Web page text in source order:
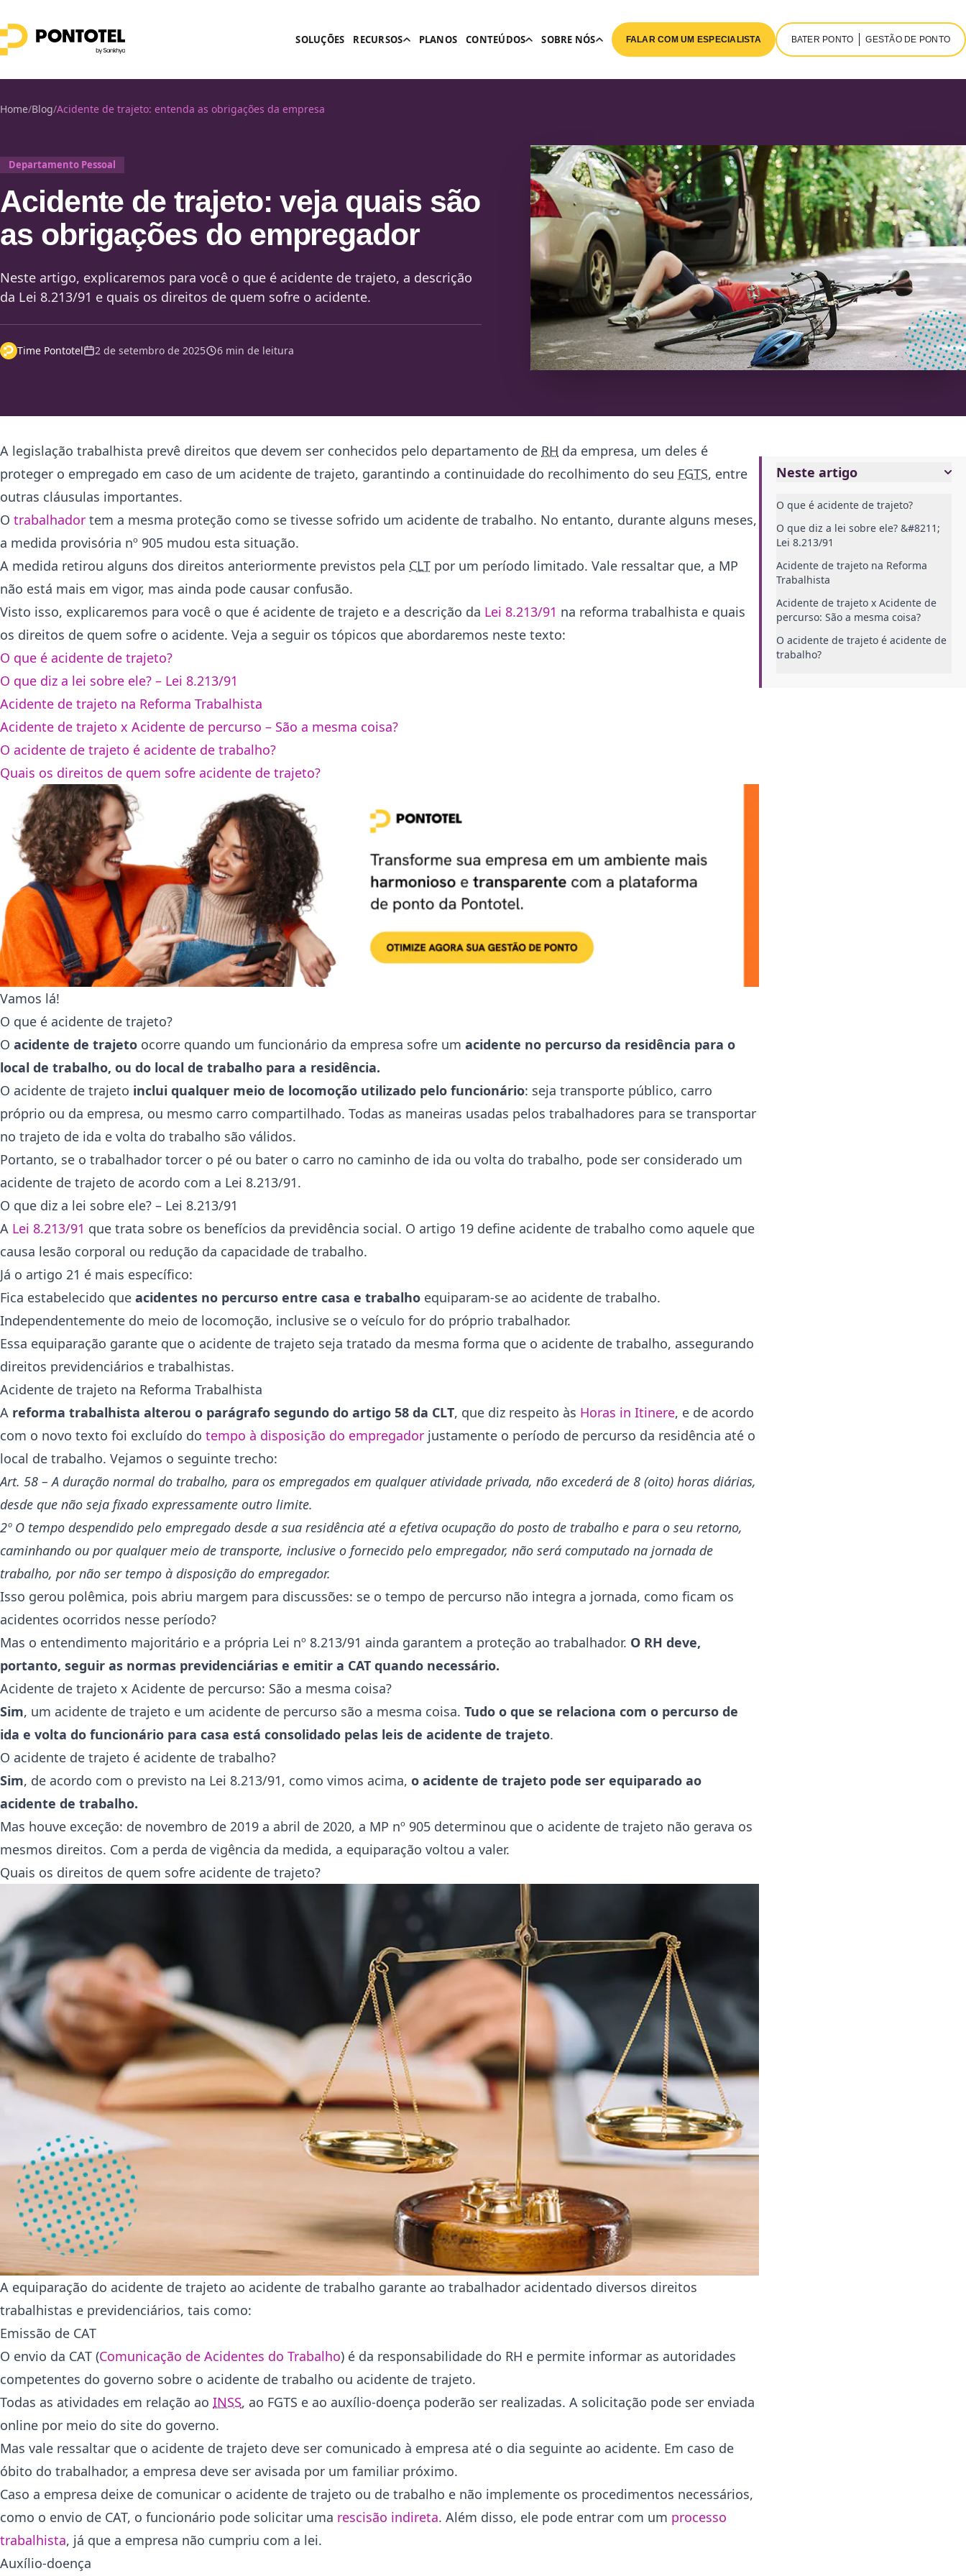
SOLUÇÕES RECURSOS PLANOS CONTEÚDOS SOBRE NÓS FALAR COM UM ESPECIALISTA BATER PONTO GESTÃO DE PONTO
Home/Blog/Acidente de trajeto: entenda as obrigações da empresa
Departamento Pessoal
Acidente de trajeto: veja quais são
as obrigações do empregador
Neste artigo, explicaremos para você o que é acidente de trajeto, a descrição
da Lei 8.213/91 e quais os direitos de quem sofre o acidente.
Time Pontotel 2 de setembro de 2025 6 min de leitura
Neste artigo
O que é acidente de trajeto?
O que diz a lei sobre ele? &#8211;
Lei 8.213/91
Acidente de trajeto na Reforma
Trabalhista
Acidente de trajeto x Acidente de
percurso: São a mesma coisa?
O acidente de trajeto é acidente de
trabalho?
A legislação trabalhista prevê direitos que devem ser conhecidos pelo departamento de RH da empresa, um deles é
proteger o empregado em caso de um acidente de trajeto, garantindo a continuidade do recolhimento do seu FGTS, entre
outras cláusulas importantes.
O trabalhador tem a mesma proteção como se tivesse sofrido um acidente de trabalho. No entanto, durante alguns meses,
a medida provisória nº 905 mudou esta situação.
A medida retirou alguns dos direitos anteriormente previstos pela CLT por um período limitado. Vale ressaltar que, a MP
não está mais em vigor, mas ainda pode causar confusão.
Visto isso, explicaremos para você o que é acidente de trajeto e a descrição da Lei 8.213/91 na reforma trabalhista e quais
os direitos de quem sofre o acidente. Veja a seguir os tópicos que abordaremos neste texto:
O que é acidente de trajeto?
O que diz a lei sobre ele? – Lei 8.213/91
Acidente de trajeto na Reforma Trabalhista
Acidente de trajeto x Acidente de percurso – São a mesma coisa?
O acidente de trajeto é acidente de trabalho?
Quais os direitos de quem sofre acidente de trajeto?
Vamos lá!
O que é acidente de trajeto?
O acidente de trajeto ocorre quando um funcionário da empresa sofre um acidente no percurso da residência para o
local de trabalho, ou do local de trabalho para a residência.
O acidente de trajeto inclui qualquer meio de locomoção utilizado pelo funcionário: seja transporte público, carro
próprio ou da empresa, ou mesmo carro compartilhado. Todas as maneiras usadas ​​pelos trabalhadores para se transportar
no trajeto de ida e volta do trabalho são válidos.
Portanto, se o trabalhador torcer o pé ou bater o carro no caminho de ida ou volta do trabalho, pode ser considerado um
acidente de trajeto de acordo com a Lei 8.213/91.
O que diz a lei sobre ele? – Lei 8.213/91
A Lei 8.213/91 que trata sobre os benefícios da previdência social. O artigo 19 define acidente de trabalho como aquele que
causa lesão corporal ou redução da capacidade de trabalho.
Já o artigo 21 é mais específico:
Fica estabelecido que acidentes no percurso entre casa e trabalho equiparam-se ao acidente de trabalho.
Independentemente do meio de locomoção, inclusive se o veículo for do próprio trabalhador.
Essa equiparação garante que o acidente de trajeto seja tratado da mesma forma que o acidente de trabalho, assegurando
direitos previdenciários e trabalhistas.
Acidente de trajeto na Reforma Trabalhista
A reforma trabalhista alterou o parágrafo segundo do artigo 58 da CLT, que diz respeito às Horas in Itinere, e de acordo
com o novo texto foi excluído do tempo à disposição do empregador justamente o período de percurso da residência até o
local de trabalho. Vejamos o seguinte trecho:
Art. 58 – A duração normal do trabalho, para os empregados em qualquer atividade privada, não excederá de 8 (oito) horas diárias,
desde que não seja fixado expressamente outro limite.
2º O tempo despendido pelo empregado desde a sua residência até a efetiva ocupação do posto de trabalho e para o seu retorno,
caminhando ou por qualquer meio de transporte, inclusive o fornecido pelo empregador, não será computado na jornada de
trabalho, por não ser tempo à disposição do empregador.
Isso gerou polêmica, pois abriu margem para discussões: se o tempo de percurso não integra a jornada, como ficam os
acidentes ocorridos nesse período?
Mas o entendimento majoritário e a própria Lei nº 8.213/91 ainda garantem a proteção ao trabalhador. O RH deve,
portanto, seguir as normas previdenciárias e emitir a CAT quando necessário.
Acidente de trajeto x Acidente de percurso: São a mesma coisa?
Sim, um acidente de trajeto e um acidente de percurso são a mesma coisa. Tudo o que se relaciona com o percurso de
ida e volta do funcionário para casa está consolidado pelas leis de acidente de trajeto.
O acidente de trajeto é acidente de trabalho?
Sim, de acordo com o previsto na Lei 8.213/91, como vimos acima, o acidente de trajeto pode ser equiparado ao
acidente de trabalho.
Mas houve exceção: de novembro de 2019 a abril de 2020, a MP nº 905 determinou que o acidente de trajeto não gerava os
mesmos direitos. Com a perda de vigência da medida, a equiparação voltou a valer.
Quais os direitos de quem sofre acidente de trajeto?
A equiparação do acidente de trajeto ao acidente de trabalho garante ao trabalhador acidentado diversos direitos
trabalhistas e previdenciários, tais como:
Emissão de CAT
O envio da CAT (Comunicação de Acidentes do Trabalho) é da responsabilidade do RH e permite informar as autoridades
competentes do governo sobre o acidente de trabalho ou acidente de trajeto.
Todas as atividades em relação ao INSS, ao FGTS e ao auxílio-doença poderão ser realizadas. A solicitação pode ser enviada
online por meio do site do governo.
Mas vale ressaltar que o acidente de trajeto deve ser comunicado à empresa até o dia seguinte ao acidente. Em caso de
óbito do trabalhador, a empresa deve ser avisada por um familiar próximo.
Caso a empresa deixe de comunicar o acidente de trajeto ou de trabalho e não implemente os procedimentos necessários,
como o envio de CAT, o funcionário pode solicitar uma rescisão indireta. Além disso, ele pode entrar com um processo
trabalhista, já que a empresa não cumpriu com a lei.
Auxílio-doença